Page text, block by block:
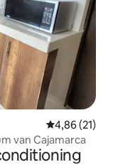
Gemiddelde
4,86 (21)
van Cajamarca